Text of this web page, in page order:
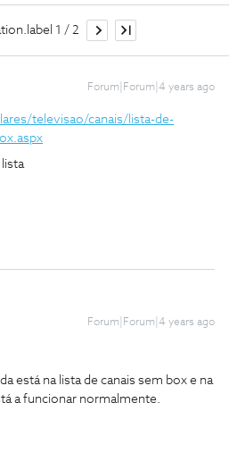
1 / 2
Forum|Forum|4 years ago
televisao/canais/lista-de-
lista
Forum|Forum|4 years ago
está na lista de canais sem box e na
a funcionar normalmente.